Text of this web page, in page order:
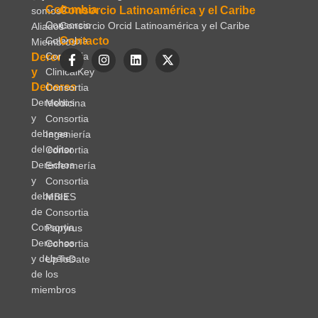
somos?
Aliados
Miembros
Derechos
y
Deberes
Derechos
y
deberes
del editor
Derechos
y
deberes
de
Consortia
Derechos
y deberes
de los
miembros
Colombia
Consorcio
Colombia
Consortia
ClinicalKey
Consortia
Medicina
Consortia
Ingeniería
Consortia
Enfermería
Consortia
MBIES
Consortia
Papyrus
Consortia
UpToDate
Consorcio Latinoamérica y el Caribe
Consorcio Orcid Latinoamérica y el Caribe
Contacto